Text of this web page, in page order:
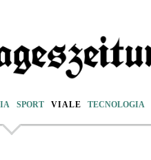
SPORT VIALE TECNOLOGIA